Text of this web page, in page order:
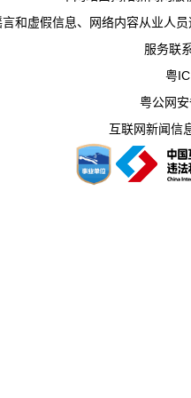
和虚假信息、网络内容从业人
服务联
粤
粤公网
互联网新闻信